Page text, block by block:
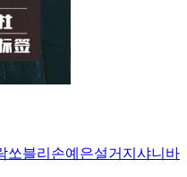
쏘블리 손예은설거지 샤니 바